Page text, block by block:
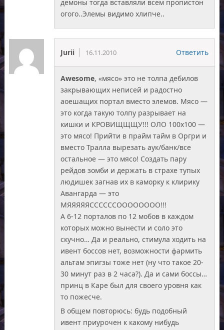
демоны тогда вставляли всем пропистон
огого..Элемы видимо хлипче..
Jurii 16.11.2010 Ответить
Awesome, «мясо» это не толпа дебилов
закрывающих неписей и радостно
аоешащих портал вместо элемов. Мясо —
это когда такую толпу разрывает на
кишки и КРОВИЩЩЩУ!!! ОЛО 100х100 —
это мясо! Прийти в прайм тайм в Оргри и
вместо Тралла вырезать аук/банк/все
остальное — это мясо! Создать пару
рейдов зомби и держать в страхе тупых
людишек загнав их в каморку к клирику
Авангарда — это
МЯЯЯЯЯССССССОООООООО!!!
А 6-12 порталов по 12 мобов в каждом
которых можно вынести и соло это
скучно… Да и реально, стимула ходить на
ивент боссов нет, возможности фармить
альтам эпигзы тоже нет (ну что такое 20-
30 минут раз в 2 часа?). Да и сами боссы…
принц в Каре был для своего уровня как
то пожесче.
В общем повторюсь: будь подобный
ивент приурочен к какому нибудь